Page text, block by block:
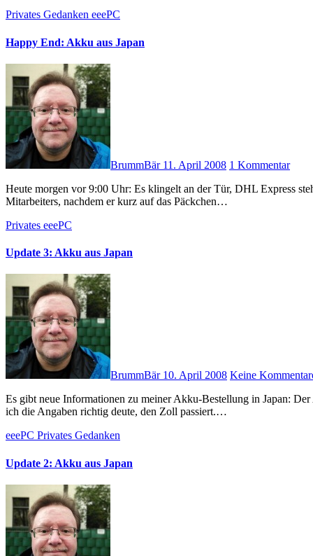
Privates Gedanken eeePC
Happy End: Akku aus Japan
BrummBär 11. April 2008 1 Kommentar
Heute morgen vor 9:00 Uhr: Es klingelt an der Tür, DHL Express steht vor der Tür! Ich frage: „Sendung aus Japan?“ Antwort des DHL-
Mitarbeiters, nachdem er kurz auf das Päckchen…
Privates eeePC
Update 3: Akku aus Japan
BrummBär 10. April 2008 Keine
Es gibt neue Informationen zu meiner Akku-Bestellung in Japan: Der Akku ist heute Mittag in Frankfurt (am Main) gelandet und hat, wenn
ich die Angaben richtig deute, den Zoll passiert.…
eeePC Privates Gedanken
Update 2: Akku aus Japan